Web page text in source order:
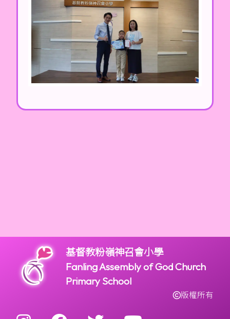
基督教粉嶺神召會小學
Fanling Assembly of God Church
Primary School
版權所有